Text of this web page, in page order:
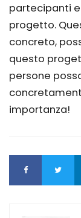
partecipanti
progetto.
concreto,
questo
persone
importanza!